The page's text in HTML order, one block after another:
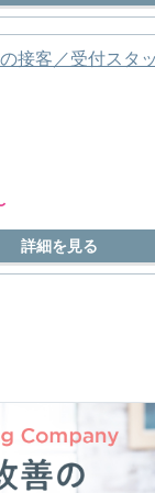
接客／受付スタ
詳細を見る